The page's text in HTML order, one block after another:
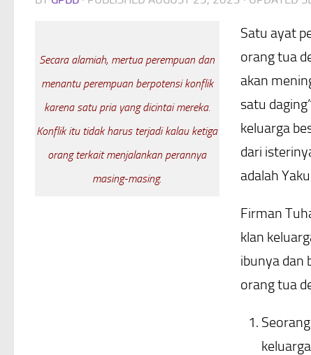
Secara alamiah, mertua perempuan dan
menantu perempuan berpotensi konflik
karena satu pria yang dicintai mereka.
Konflik itu tidak harus terjadi kalau ketiga
orang terkait menjalankan perannya
masing-masing.
Satu ayat
orang tua
akan
satu
keluarga
dari
adalah
Firman
klan
ibunya dan
orang tua